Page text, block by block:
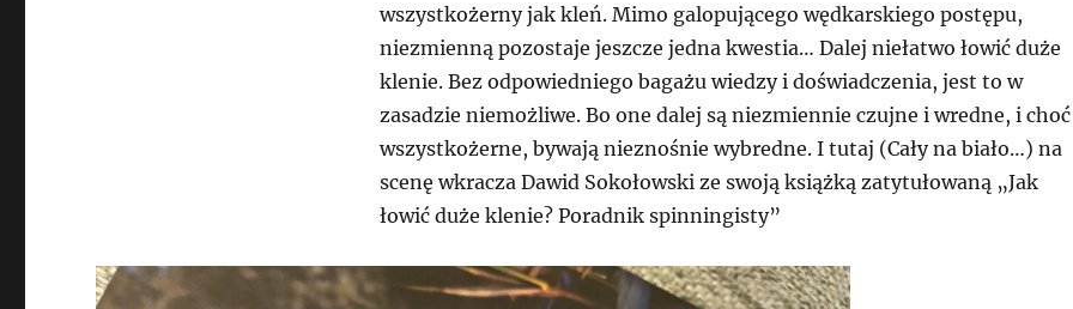
wszystkożerny jak kleń. Mimo galopującego wędkarskiego postępu,
niezmienną pozostaje jeszcze jedna kwestia… Dalej niełatwo łowić duże
klenie. Bez odpowiedniego bagażu wiedzy i doświadczenia, jest to w
zasadzie niemożliwe. Bo one dalej są niezmiennie czujne i wredne, i choć
wszystkożerne, bywają nieznośnie wybredne. I tutaj (Cały na biało…) na
scenę wkracza Dawid Sokołowski ze swoją książką zatytułowaną „Jak
łowić duże klenie? Poradnik spinningisty”